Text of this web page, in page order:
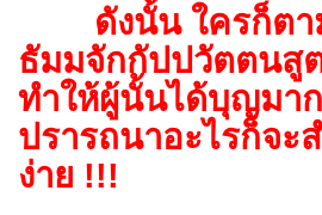
ดังนั้น ใครก็ต
ธัมมจักกัปปวัตตนสู
ทำให้ผู้นั้นได้บุญมา
ปรารถนาอะไรก็จะ
ง่าย !!!